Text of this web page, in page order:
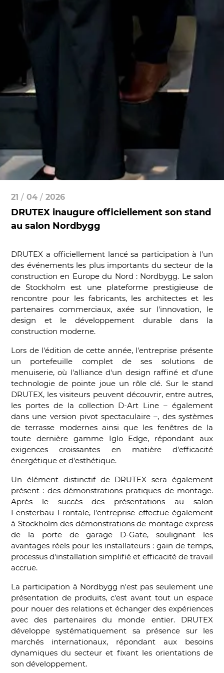
21 / 04 / 2026
DRUTEX inaugure officiellement son stand
au salon Nordbygg
DRUTEX a officiellement lancé sa participation à l'un
des événements les plus importants du secteur de la
construction en Europe du Nord : Nordbygg. Le salon
de Stockholm est une plateforme prestigieuse de
rencontre pour les fabricants, les architectes et les
partenaires commerciaux, axée sur l'innovation, le
design et le développement durable dans la
construction moderne.
Lors de l'édition de cette année, l'entreprise présente
un portefeuille complet de ses solutions de
menuiserie, où l'alliance d'un design raffiné et d'une
technologie de pointe joue un rôle clé. Sur le stand
DRUTEX, les visiteurs peuvent découvrir, entre autres,
les portes de la collection D-Art Line – également
dans une version pivot spectaculaire –, des systèmes
de terrasse modernes ainsi que les fenêtres de la
toute dernière gamme Iglo Edge, répondant aux
exigences croissantes en matière d'efficacité
énergétique et d'esthétique.
Un élément distinctif de DRUTEX sera également
présent : des démonstrations pratiques de montage.
Après le succès des présentations au salon
Fensterbau Frontale, l'entreprise effectue également
à Stockholm des démonstrations de montage express
de la porte de garage D-Gate, soulignant les
avantages réels pour les installateurs : gain de temps,
processus d'installation simplifié et efficacité de travail
accrue.
La participation à Nordbygg n'est pas seulement une
présentation de produits, c'est avant tout un espace
pour nouer des relations et échanger des expériences
avec des partenaires du monde entier. DRUTEX
développe systématiquement sa présence sur les
marchés internationaux, répondant aux besoins
dynamiques du secteur et fixant les orientations de
son développement.